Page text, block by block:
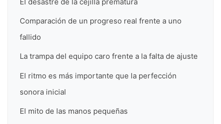
Comparación de un progreso real frente a uno
fallido
La trampa del equipo caro frente a la falta de ajuste
El ritmo es más importante que la perfección
sonora inicial
El mito de las manos pequeñas